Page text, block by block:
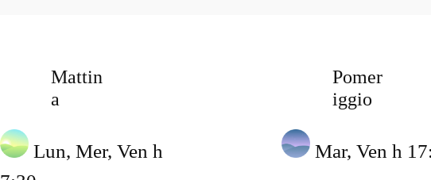
Mattin
a
Lun, Mer, Ven h
Pomer
iggio
Mar, Ven h